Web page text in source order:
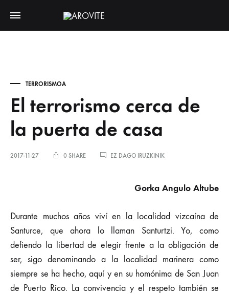
TERRORISMOA
El terrorismo cerca de
la puerta de casa
2017-11-27 0 SHARE EZ DAGO IRUZKINIKEL
LA
DE
CASA
SARRERAN
Gorka Angulo Altube
Durante muchos años viví en la localidad vizcaína de
Santurce, que ahora lo llaman Santurtzi. Yo, como
defiendo la libertad de elegir frente a la obligación de
ser, sigo denominando a la localidad marinera como
siempre se ha hecho, aquí y en su homónima de San Juan
de Puerto Rico. La convivencia y el respeto también se